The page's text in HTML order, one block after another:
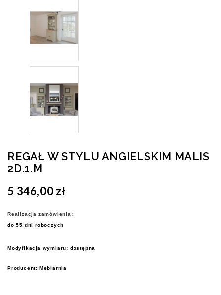
REGAŁ W STYLU ANGIELSKIM MALIS
2D.1.M
5 346,00 zł
Realizacja zamówienia:
do 55 dni roboczych
Modyfikacja wymiaru: dostępna
Producent: Meblarnia